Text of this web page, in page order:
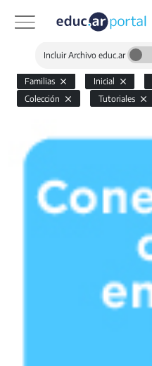
Incluir Archivo educ.ar
Familias Inicial
Colección
Tutoriales